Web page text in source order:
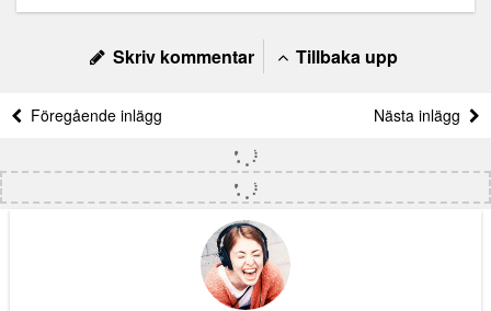
Skriv kommentar Tillbaka upp
Föregående inlägg Nästa inlägg